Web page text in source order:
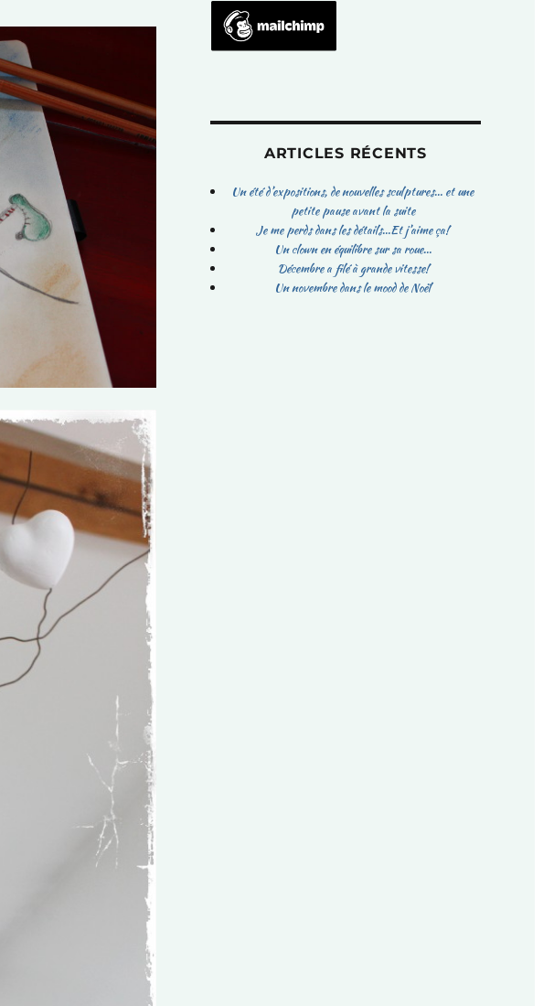
ARTICLES RÉCENTS
Un été d’expositions, de nouvelles sculptures… et une
petite pause avant la suite
Je me perds dans les détails…Et j’aime ça!
Un clown en équilibre sur sa roue…
Décembre a filé à grande vitesse!
Un novembre dans le mood de Noël